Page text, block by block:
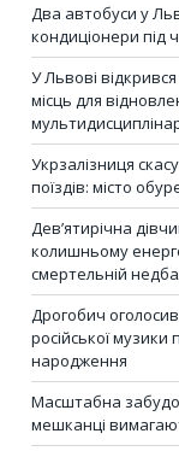
Два автобуси у
кондиціонери під
У Львові
місць для
Укрзалізниця
поїздів: місто
Дев’ятирічна
колишньому
смертельній
Дрогобич
російської музики
народження
Масштабна
мешканці